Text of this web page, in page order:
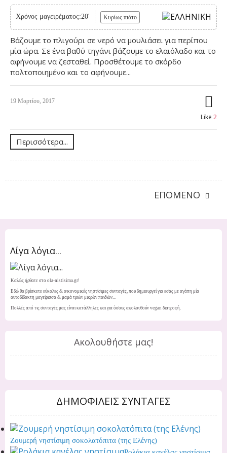
Χρόνος μαγειρέματος:20' Κυρίως πιάτο
Βάζουμε το πλιγούρι σε νερό να μουλιάσει για περίπου
μία ώρα. Σε ένα βαθύ τηγάνι βάζουμε το ελαιόλαδο και το
αφήνουμε να ζεσταθεί. Προσθέτουμε το σκόρδο
πολτοποιημένο και το αφήνουμε...
19 Μαρτίου, 2017
Like 2
Περισσότερα...
ΕΠΌΜΕΝΟ
Λίγα λόγια...
Καλώς ήρθατε στο ola-nistisima.gr!
Εδώ θα βρίσκετε εύκολες & οικονομικές νηστίσιμες συνταγές, που δημιουργεί για εσάς με αγάπη μία
αυτοδίδακτη μαγείρισσα & μαμά τριών μικρών παιδιών...
Πολλές από τις συνταγές μας είναι κατάλληλες και για όσους ακολουθούν vegan διατροφή.
Ακολουθήστε μας!
ΔΗΜΟΦΙΛΕΙΣ ΣΥΝΤΑΓΕΣ
Ζουμερή νηστίσιμη σοκολατόπιτα (της Ελένης)